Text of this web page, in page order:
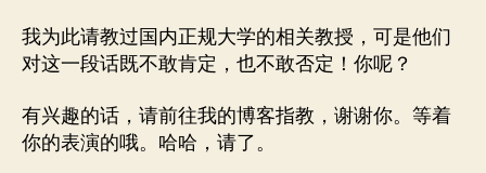
我为此请教过国内正规大学的相关教授，可是他们
对这一段话既不敢肯定，也不敢否定！你呢？
有兴趣的话，请前往我的博客指教，谢谢你。等着
你的表演的哦。哈哈，请了。